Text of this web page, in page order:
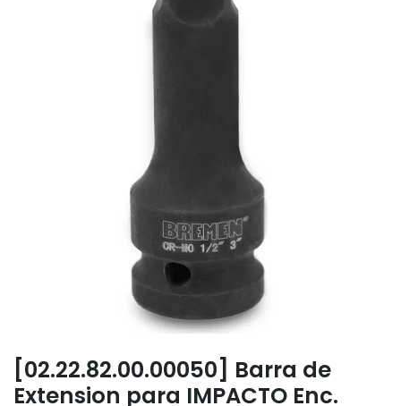
[02.22.82.00.00050] Barra de
Extension para IMPACTO Enc.